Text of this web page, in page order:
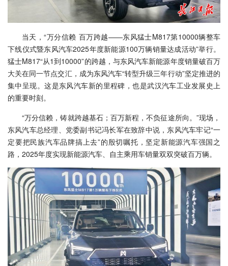
当天，“万分信赖 百万跨越——东风猛士M817第10000辆整车
下线仪式暨东风汽车2025年度新能源100万辆销量达成活动”举行。
猛士M817“从1到10000”的跨越，与东风汽车新能源年度销量破百万
大关在同一节点交汇，成为东风汽车“转型升级三年行动”坚定推进的
集中呈现。这是东风汽车新的里程碑，也是武汉汽车工业发展史上
的重要时刻。
“万分信赖，铸就跨越基石；百万新程，不负征途所向。”现场，
东风汽车总经理、党委副书记冯长军在致辞中说，东风汽车牢记“一
定要把民族汽车品牌搞上去”的殷切嘱托，坚定新能源汽车强国之
路，2025年度实现新能源汽车、自主乘用车销量双双突破百万辆。